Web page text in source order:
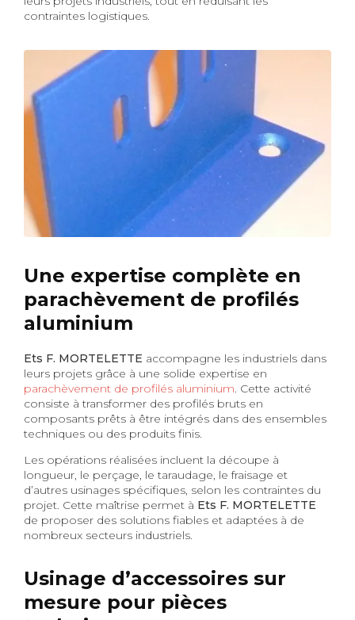
contraintes logistiques.
Une expertise complète en
parachèvement de profilés
aluminium
Ets F. MORTELETTE accompagne les industriels dans
leurs projets grâce à une solide expertise en
parachèvement de profilés aluminium. Cette activité
consiste à transformer des profilés bruts en
composants prêts à être intégrés dans des ensembles
techniques ou des produits finis.
Les opérations réalisées incluent la découpe à
longueur, le perçage, le taraudage, le fraisage et
d’autres usinages spécifiques, selon les contraintes du
projet. Cette maîtrise permet à Ets F. MORTELETTE
de proposer des solutions fiables et adaptées à de
nombreux secteurs industriels.
Usinage d’accessoires sur
mesure pour pièces